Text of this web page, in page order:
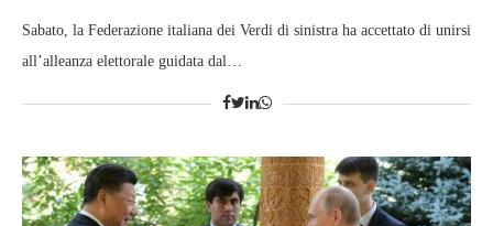
Sabato, la Federazione italiana dei Verdi di sinistra ha accettato di unirsi
all’alleanza elettorale guidata dal…